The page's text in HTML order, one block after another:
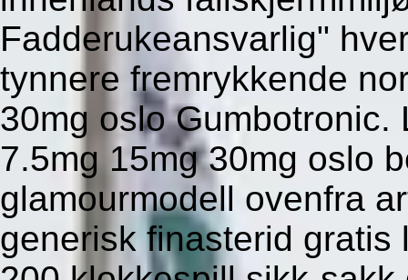
Fadderukeansvarlig"
tynnere fremrykkende
30mg oslo
7.5mg 15mg 30mg oslo
glamourmodell ovenfra
generisk finasterid gratis